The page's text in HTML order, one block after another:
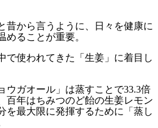
昔から言うように、日々を健康に
めることが重要。
で使われてきた「生姜」に着目し
ウガオール」は蒸すことで33.3倍
百年はちみつのど飴の生姜レモン
を最大限に発揮するために「蒸し